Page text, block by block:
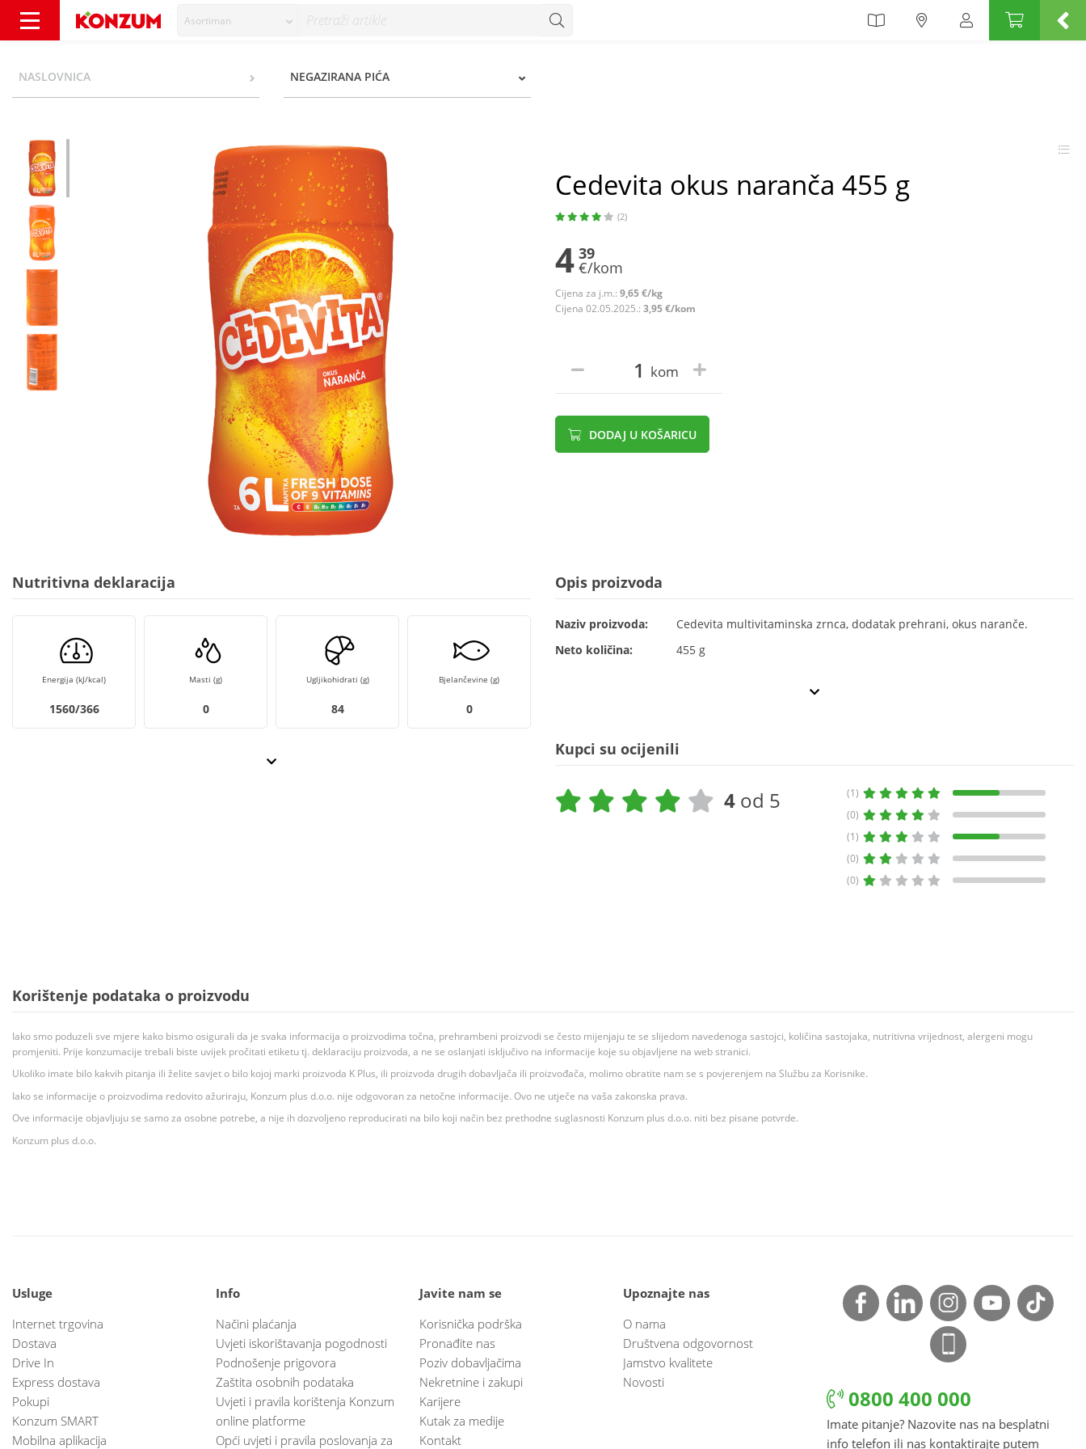
Asortiman
NASLOVNICA NEGAZIRANA PIĆA
Cedevita okus naranča 455 g
(2)
4 39
€/kom
Cijena za j.m.: 9,65 €/kg
Cijena 02.05.2025.: 3,95 €/kom
kom
DODAJ U KOŠARICU
Nutritivna deklaracija
Energija (kJ/kcal)
1560/366
Masti (g)
0
Ugljikohidrati (g)
84
Bjelančevine (g)
0
Opis proizvoda
Naziv proizvoda:
Cedevita multivitaminska zrnca, dodatak prehrani, okus naranče.
Neto količina:
455 g
Kupci su ocijenili
4 od 5
(1)
(0)
(1)
(0)
(0)
Korištenje podataka o proizvodu
Iako smo poduzeli sve mjere kako bismo osigurali da je svaka informacija o proizvodima točna, prehrambeni proizvodi se često mijenjaju te se slijedom navedenoga sastojci, količina sastojaka, nutritivna vrijednost, alergeni mogu
promjeniti. Prije konzumacije trebali biste uvijek pročitati etiketu tj. deklaraciju proizvoda, a ne se oslanjati isključivo na informacije koje su objavljene na web stranici.
Ukoliko imate bilo kakvih pitanja ili želite savjet o bilo kojoj marki proizvoda K Plus, ili proizvoda drugih dobavljača ili proizvođača, molimo obratite nam se s povjerenjem na Službu za Korisnike.
Iako se informacije o proizvodima redovito ažuriraju, Konzum plus d.o.o. nije odgovoran za netočne informacije. Ovo ne utječe na vaša zakonska prava.
Ove informacije objavljuju se samo za osobne potrebe, a nije ih dozvoljeno reproducirati na bilo koji način bez prethodne suglasnosti Konzum plus d.o.o. niti bez pisane potvrde.
Konzum plus d.o.o.
Usluge
Internet trgovina
Dostava
Drive In
Express dostava
Pokupi
Konzum SMART
Mobilna aplikacija
Info
Načini plaćanja
Uvjeti iskorištavanja pogodnosti
Podnošenje prigovora
Zaštita osobnih podataka
Uvjeti i pravila korištenja Konzum
online platforme
Opći uvjeti i pravila poslovanja za
Javite nam se
Korisnička podrška
Pronađite nas
Poziv dobavljačima
Nekretnine i zakupi
Karijere
Kutak za medije
Kontakt
Upoznajte nas
O nama
Društvena odgovornost
Jamstvo kvalitete
Novosti
0800 400 000
Imate pitanje? Nazovite nas na besplatni
info telefon ili nas kontaktirajte putem